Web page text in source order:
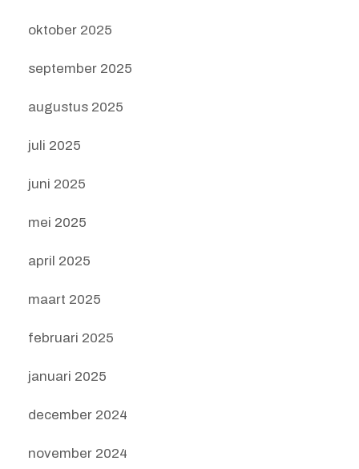
oktober 2025
september 2025
augustus 2025
juli 2025
juni 2025
mei 2025
april 2025
maart 2025
februari 2025
januari 2025
december 2024
november 2024